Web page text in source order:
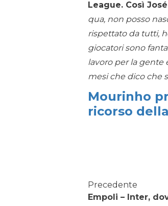
League. Così
qua, non posso
rispettato da tutti,
giocatori sono
lavoro per la gente
mesi che dico che
Mourinho
ricorso
Precedente
Empoli – Inter,